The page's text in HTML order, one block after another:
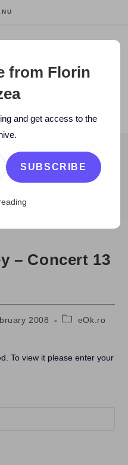
CEO MOCAPP.
> Smiley – Concert 13 martie
– Concert 13
2008
PosteOk.ro
To view it please enter your
from Florin
and get access to the
SUBSCRIBE